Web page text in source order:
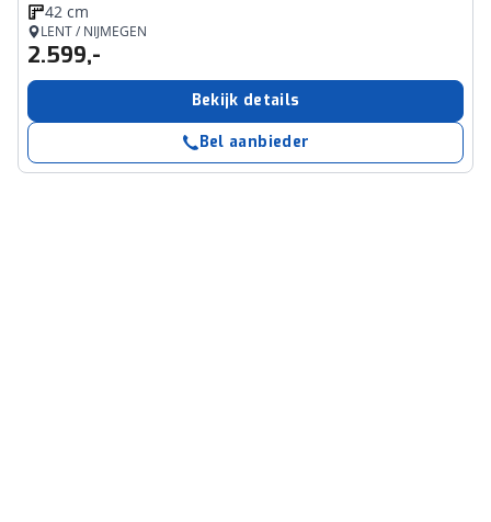
42 cm
LENT / NIJMEGEN
2.599,-
Bekijk details
Bel aanbieder